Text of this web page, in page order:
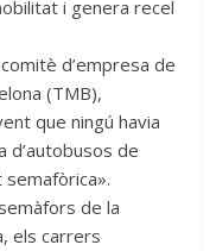
i genera recel
d’empresa de
(TMB),
que ningú havia
d’autobusos de
de la
els carrers